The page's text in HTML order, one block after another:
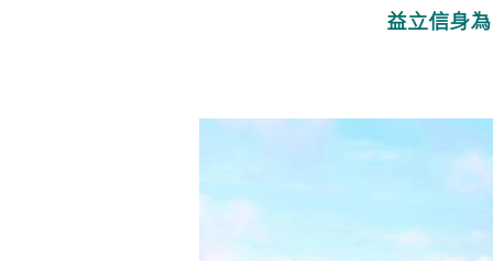
益立信身